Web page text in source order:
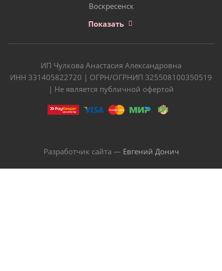
Воскресенск
Показать
ИП Чулкова Анастасия Александровна
ИНН 331405822720 | ОГРН/ОГРНИП 325508100350519
| Не является публичной офертой
Разработчик сайта — Евгений Донич